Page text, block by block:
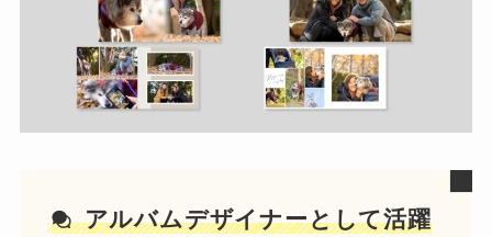
アルバムデザイナーとして活躍